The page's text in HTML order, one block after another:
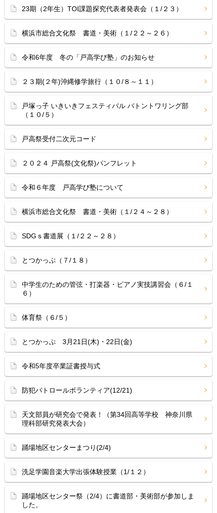
23期（2年生）TOI課題探究代表者発表会（１/２３）
横浜市総合文化祭 書道・美術（１/２２～２６）
令和6年度 冬の「戸高学び塾」のお知らせ
２３期(２年)沖縄修学旅行（１０/８～１１）
戸塚っ子 いきいきフェスティバル バトントワリング部
（１０/５）
戸高祭受付二次元コード
２０２４ 戸高祭(文化祭)パンフレット
令和６年度 戸高学び塾について
横浜市総合文化祭 書道・美術（１/２４～２８）
SDGｓ書道展（１/２２～２８）
とつかっぷ（７/１８）
中学生のための管弦・打楽器・ピアノ実技講習会（６/１
６）
体育祭（６/５）
とつかっぷ 3月21日(木)・22日(金)
令和5年度卒業証書授与式
防犯パトロールボランティア(12/21)
天文部員が研究会で発表！（第34回高等学校 神奈川県
理科部研究発表大会）
踊場地区センターまつり(2/4)
洗足学園音楽大学出張体験授業（1/１２）
踊場地区センター祭（2/4）に書道部・美術部が参加しま
した。